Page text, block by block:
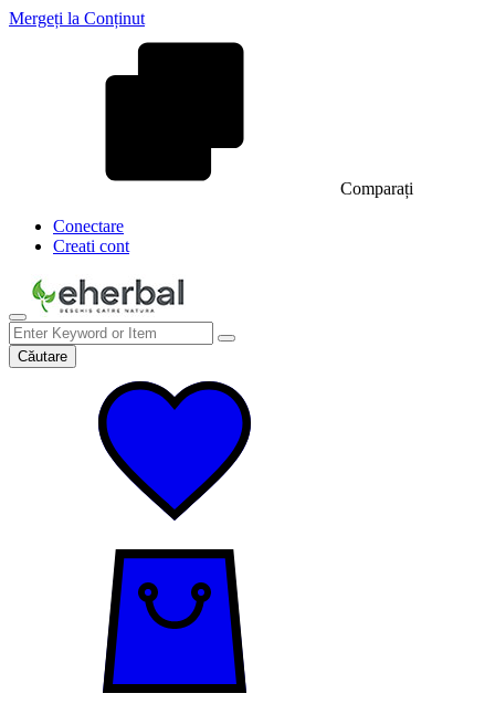
Mergeți la Conținut
Comparați
Conectare
Creati cont
Căutare